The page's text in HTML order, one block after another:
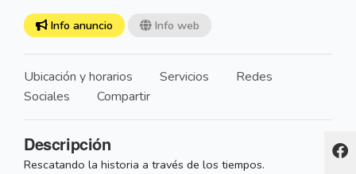
Info anuncio Info web
Ubicación y horarios Servicios
Redes
Sociales
Compartir
Descripción
Rescatando la historia a través de los tiempos.